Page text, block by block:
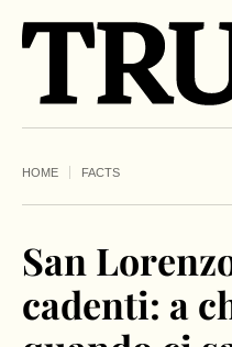
HOME FACTS
San
cadenti: a